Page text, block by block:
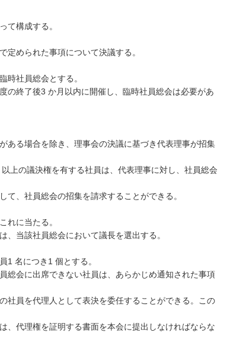
て構成する。
定められた事項について決議する。
時社員総会とする。
の終了後3 か月以内に開催し、臨時社員総会は必要があ
ある場合を除き、理事会の決議に基づき代表理事が招集
上の議決権を有する社員は、代表理事に対し、社員総会
て、社員総会の招集を請求することができる。
れに当たる。
、当該社員総会において議長を選出する。
1 名につき1 個とする。
総会に出席できない社員は、あらかじめ通知された事項
社員を代理人として表決を委任することができる。この
、代理権を証明する書面を本会に提出しなければならな